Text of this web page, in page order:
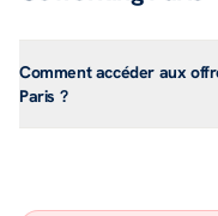
Comment accéder aux
Paris ?